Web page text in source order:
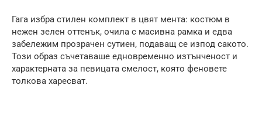
Гага избра стилен комплект в цвят мента: костюм в
нежен зелен оттенък, очила с масивна рамка и едва
забележим прозрачен сутиен, подаващ се изпод сакото.
Този образ съчетаваше едновременно изтънченост и
характерната за певицата смелост, която феновете
толкова харесват.